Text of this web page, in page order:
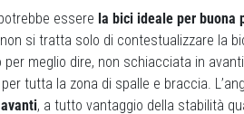
essere la bici ideale per buona
si tratta solo di contestualizzare la
per meglio dire, non schiacciata in
tutta la zona di spalle e braccia.
, a tutto vantaggio della stabilità